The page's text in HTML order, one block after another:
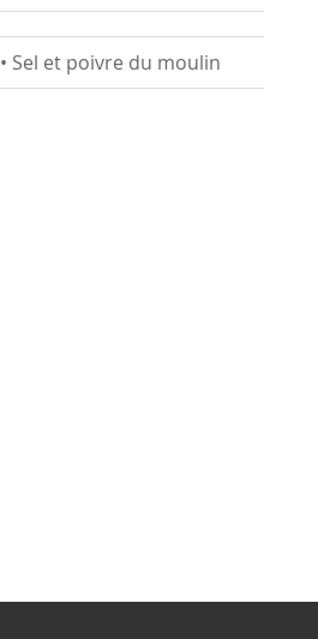
• Sel et poivre du moulin